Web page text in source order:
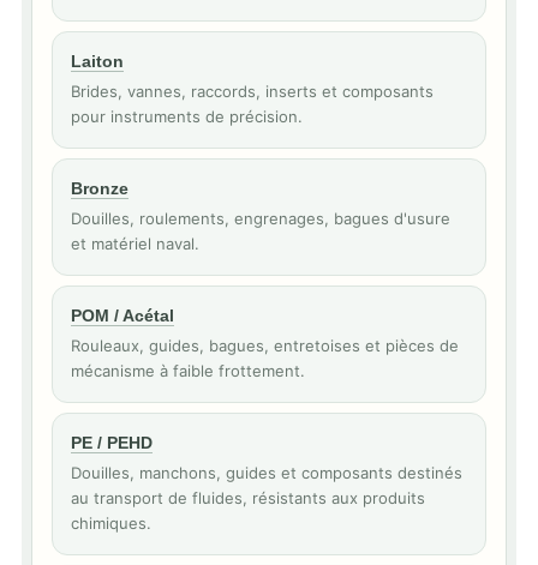
Laiton
Brides, vannes, raccords, inserts et composants
pour instruments de précision.
Bronze
Douilles, roulements, engrenages, bagues d'usure
et matériel naval.
POM / Acétal
Rouleaux, guides, bagues, entretoises et pièces de
mécanisme à faible frottement.
PE / PEHD
Douilles, manchons, guides et composants destinés
au transport de fluides, résistants aux produits
chimiques.